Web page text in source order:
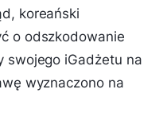
koreański
o odszkodowanie
swojego iGadżetu na
wyznaczono na